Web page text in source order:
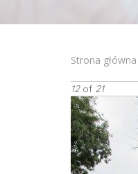
Strona główna
12of 21